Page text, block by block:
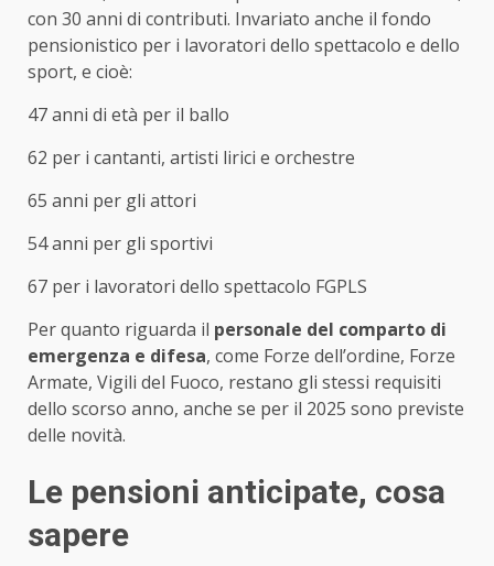
con 30 anni di contributi. Invariato anche il fondo
pensionistico per i lavoratori dello spettacolo e dello
sport, e cioè:
47 anni di età per il ballo
62 per i cantanti, artisti lirici e orchestre
65 anni per gli attori
54 anni per gli sportivi
67 per i lavoratori dello spettacolo FGPLS
Per quanto riguarda il personale del comparto di
emergenza e difesa, come Forze dell’ordine, Forze
Armate, Vigili del Fuoco, restano gli stessi requisiti
dello scorso anno, anche se per il 2025 sono previste
delle novità.
Le pensioni anticipate, cosa
sapere